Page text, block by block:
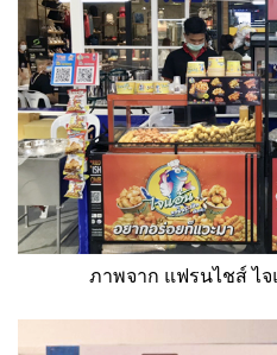
ภาพจาก แฟรนไชส์ ไ